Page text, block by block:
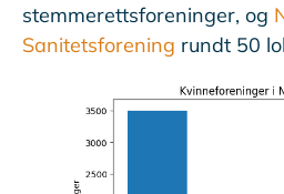
stemmerettsforeninger, og
Sanitetsforening rundt 50